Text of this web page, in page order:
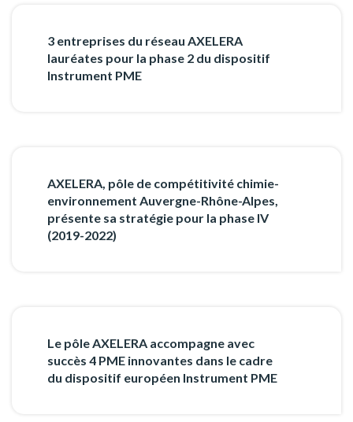
3 entreprises du réseau AXELERA
lauréates pour la phase 2 du dispositif
Instrument PME
AXELERA, pôle de compétitivité chimie-
environnement Auvergne-Rhône-Alpes,
présente sa stratégie pour la phase IV
(2019-2022)
Le pôle AXELERA accompagne avec
succès 4 PME innovantes dans le cadre
du dispositif européen Instrument PME